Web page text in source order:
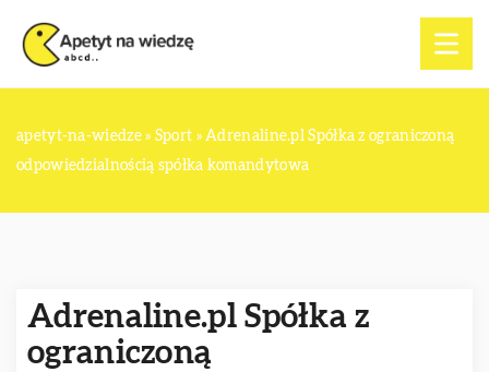
apetyt-na-wiedze» Sport »Adrenaline.pl Spółka z ograniczoną
odpowiedzialnością spółka komandytowa
Adrenaline.pl Spółka z
ograniczoną